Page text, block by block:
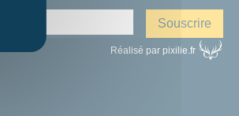
Réalisé par pixilie.fr